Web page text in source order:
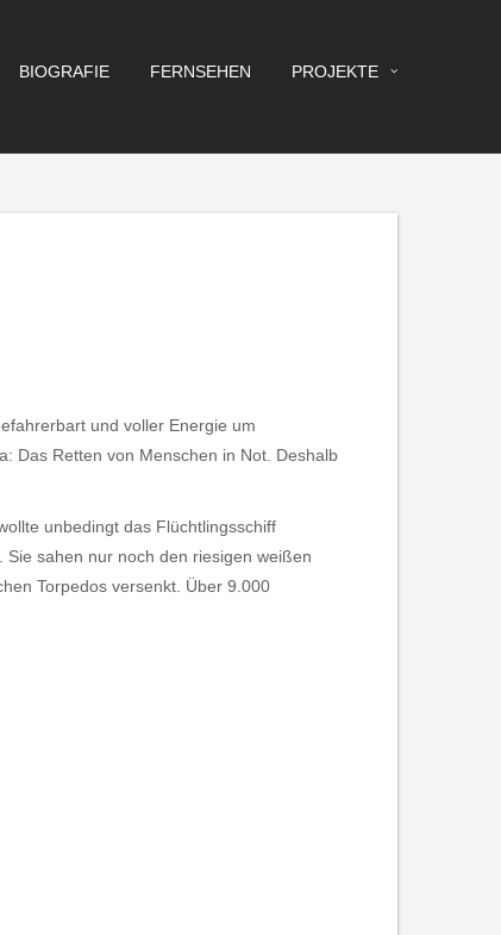
BIOGRAFIE FERNSEHEN PROJEKTE
und voller Energie um
Das Retten von Menschen in Not. Deshalb
unbedingt das Flüchtlingsschiff
sahen nur noch den riesigen weißen
Torpedos versenkt. Über 9.000